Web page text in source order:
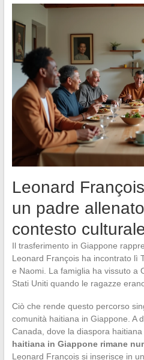
Leonard
un padre
contesto
Il trasferimento in Giappone
Leonard François ha incontrato lì
e Naomi. La famiglia ha vissuto a
Stati Uniti quando le ragazze
Ciò che rende questo percorso
comunità haitiana in Giappone. A
Canada, dove la diaspora haitiana
haitiana in Giappone rimane
Leonard François si inserisce in